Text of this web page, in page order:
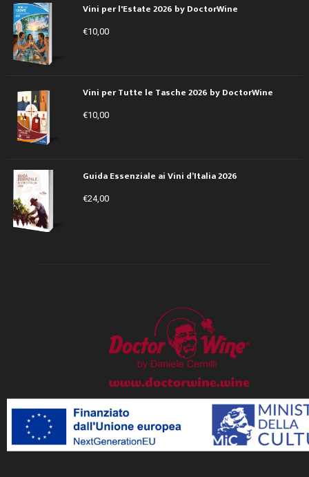
Vini per l'Estate 2026 by DoctorWine
€10,00
Vini per Tutte le Tasche 2026 by DoctorWine
€10,00
Guida Essenziale ai Vini d’Italia 2026
€24,00